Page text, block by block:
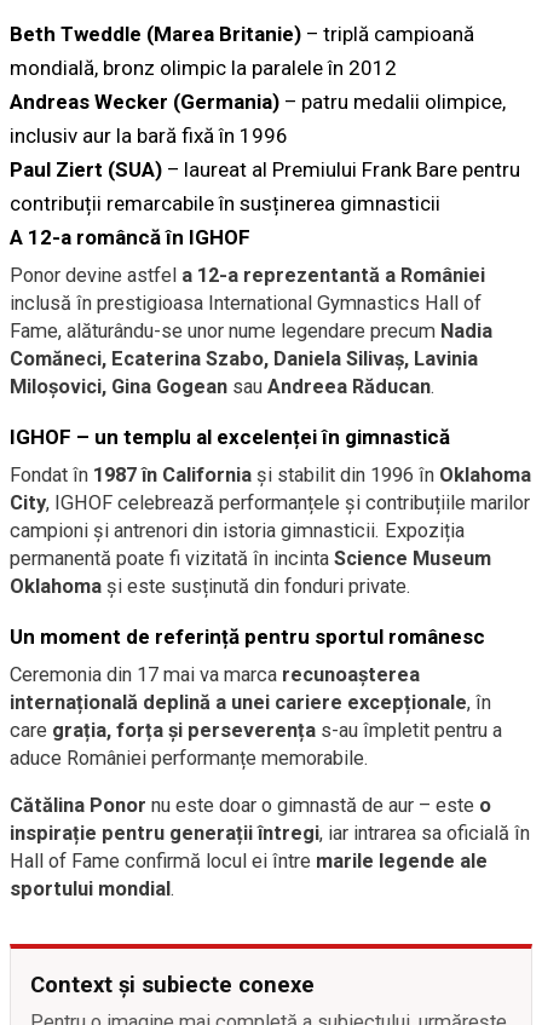
Beth Tweddle (Marea Britanie) – triplă campioană
mondială, bronz olimpic la paralele în 2012
Andreas Wecker (Germania) – patru medalii olimpice,
inclusiv aur la bară fixă în 1996
Paul Ziert (SUA) – laureat al Premiului Frank Bare pentru
contribuții remarcabile în susținerea gimnasticii
A 12-a româncă în IGHOF
Ponor devine astfel a 12-a reprezentantă a României
inclusă în prestigioasa International Gymnastics Hall of
Fame, alăturându-se unor nume legendare precum Nadia
Comăneci, Ecaterina Szabo, Daniela Silivaș, Lavinia
Miloșovici, Gina Gogean sau Andreea Răducan.
IGHOF – un templu al excelenței în gimnastică
Fondat în 1987 în California și stabilit din 1996 în Oklahoma
City, IGHOF celebrează performanțele și contribuțiile marilor
campioni și antrenori din istoria gimnasticii. Expoziția
permanentă poate fi vizitată în incinta Science Museum
Oklahoma și este susținută din fonduri private.
Un moment de referință pentru sportul românesc
Ceremonia din 17 mai va marca recunoașterea
internațională deplină a unei cariere excepționale, în
care grația, forța și perseverența s-au împletit pentru a
aduce României performanțe memorabile.
Cătălina Ponor nu este doar o gimnastă de aur – este o
inspirație pentru generații întregi, iar intrarea sa oficială în
Hall of Fame confirmă locul ei între marile legende ale
sportului mondial.
Context și subiecte conexe